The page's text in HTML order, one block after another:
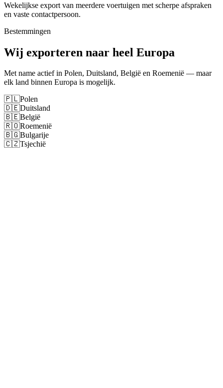
Wekelijkse export van meerdere voertuigen met scherpe afspraken
en vaste contactpersoon.
Bestemmingen
Wij exporteren naar heel Europa
Met name actief in Polen, Duitsland, België en Roemenië — maar
elk land binnen Europa is mogelijk.
🇵🇱Polen
🇩🇪Duitsland
🇧🇪België
🇷🇴Roemenië
🇧🇬Bulgarije
🇨🇿Tsjechië